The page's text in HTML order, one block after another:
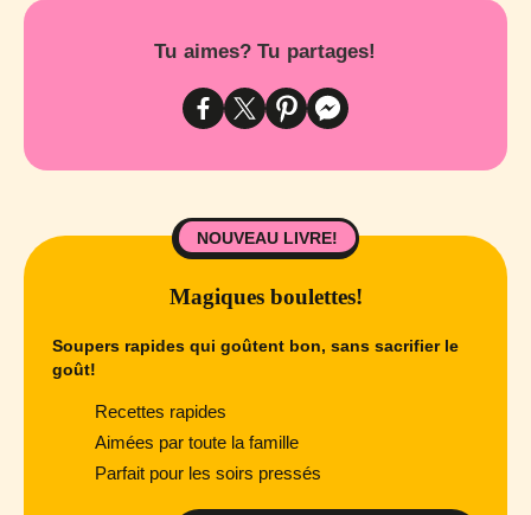
Tu aimes? Tu partages!
NOUVEAU LIVRE!
Magiques boulettes!
Soupers rapides qui goûtent bon, sans sacrifier le
goût!
Recettes rapides
Aimées par toute la famille
Parfait pour les soirs pressés